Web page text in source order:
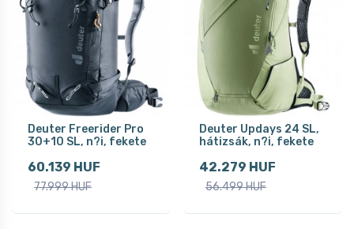
Deuter Freerider Pro
30+10 SL, n?i, fekete
60.139 HUF
77.999 HUF
Deuter Updays 24 SL,
hátizsák, n?i, fekete
42.279 HUF
56.499 HUF